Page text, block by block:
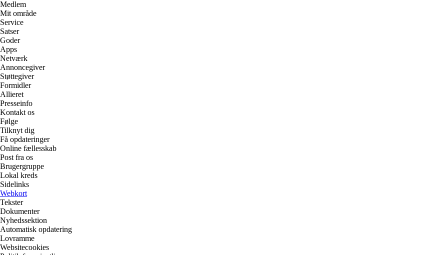
Medlem
Mit område
Service
Satser
Goder
Apps
Netværk
Annoncegiver
Støttegiver
Formidler
Allieret
Presseinfo
Kontakt os
Følge
Tilknyt dig
Få opdateringer
Online fællesskab
Post fra os
Brugergruppe
Lokal kreds
Sidelinks
Webkort
Tekster
Dokumenter
Nyhedssektion
Automatisk opdatering
Lovramme
Websitecookies